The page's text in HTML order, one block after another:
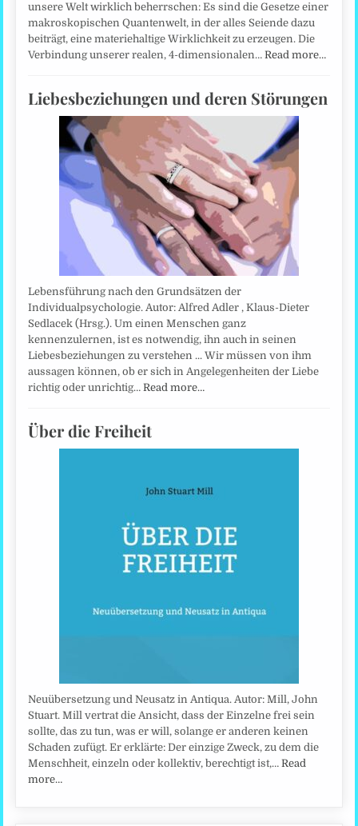
unsere Welt wirklich beherrschen: Es sind die Gesetze einer
makroskopischen Quantenwelt, in der alles Seiende dazu
beiträgt, eine materiehaltige Wirklichkeit zu erzeugen. Die
Verbindung unserer realen, 4-dimensionalen…Read more…
Liebesbeziehungen und deren Störungen
Lebensführung nach den Grundsätzen der
Individualpsychologie. Autor: Alfred Adler , Klaus-Dieter
Sedlacek (Hrsg.). Um einen Menschen ganz
kennenzulernen, ist es notwendig, ihn auch in seinen
Liebesbeziehungen zu verstehen ... Wir müssen von ihm
aussagen können, ob er sich in Angelegenheiten der Liebe
richtig oder unrichtig…Read more…
Über die Freiheit
Neuübersetzung und Neusatz in Antiqua. Autor: Mill, John
Stuart. Mill vertrat die Ansicht, dass der Einzelne frei sein
sollte, das zu tun, was er will, solange er anderen keinen
Schaden zufügt. Er erklärte: Der einzige Zweck, zu dem die
Menschheit, einzeln oder kollektiv, berechtigt ist,…Read
more…